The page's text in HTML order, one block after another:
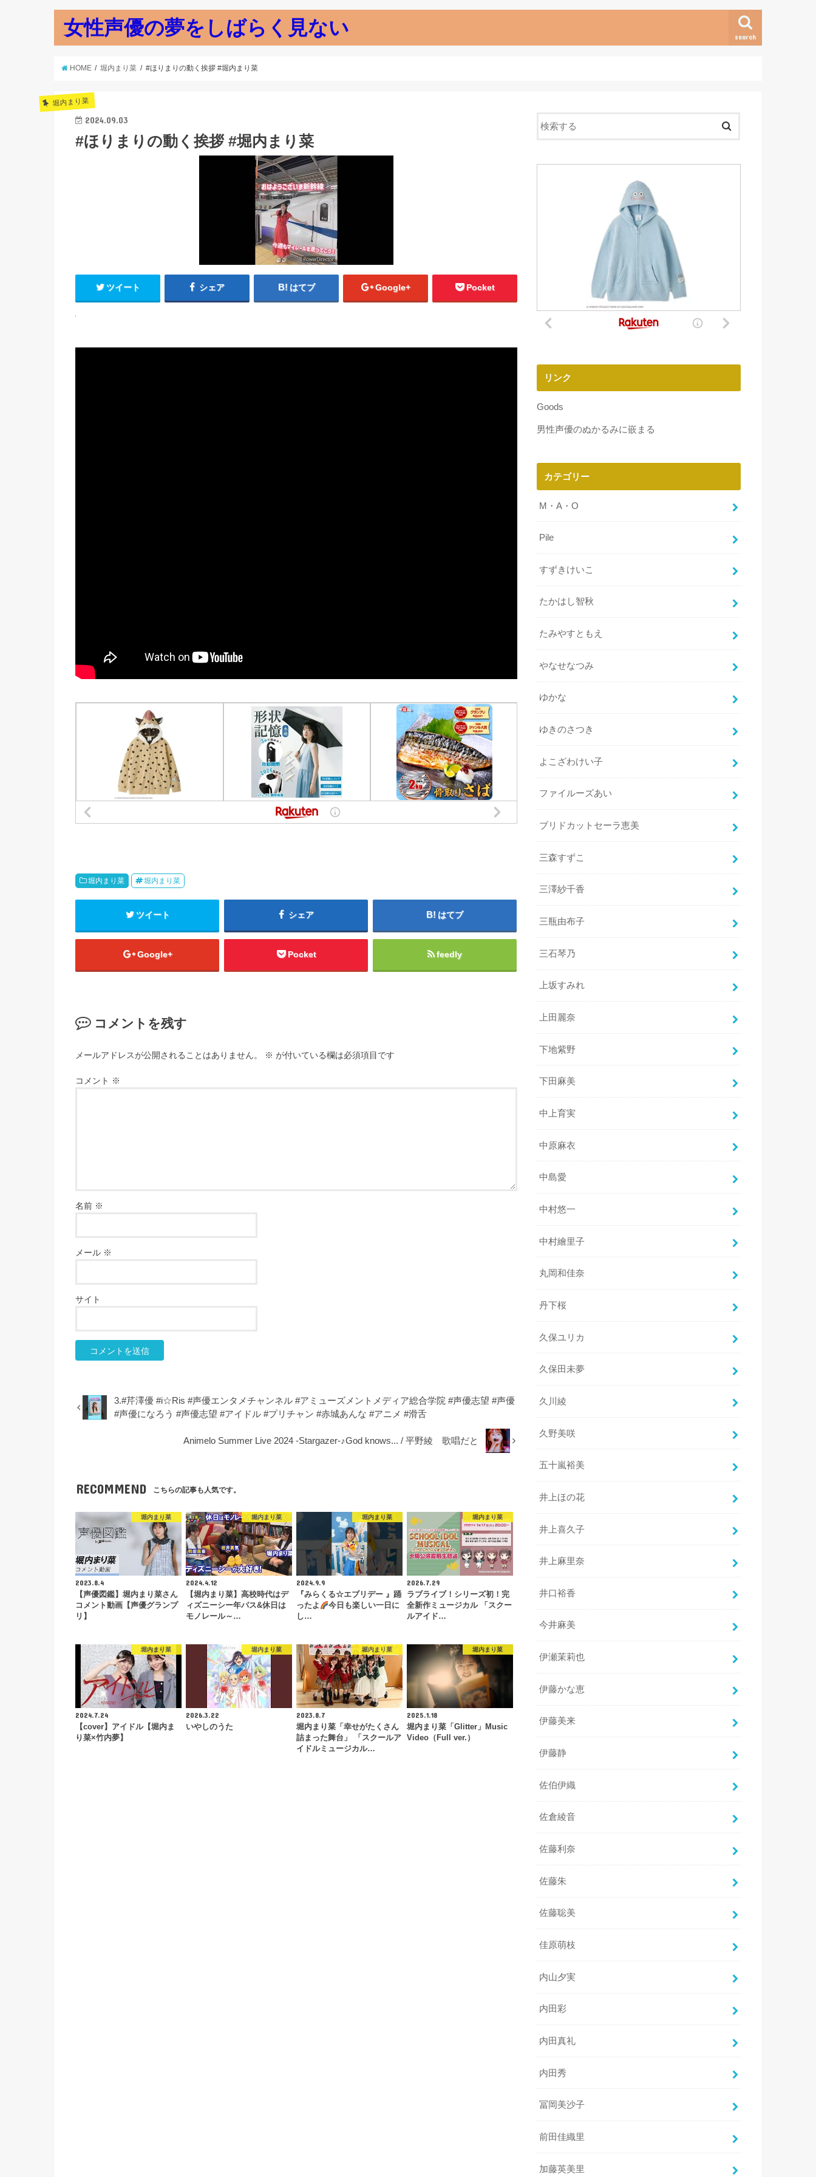
女性声優の夢をしばらく見ない search
HOME 堀内まり菜 #ほりまりの動く挨拶 #堀内まり菜
堀内まり菜
2024.09.03
#ほりまりの動く挨拶 #堀内まり菜
ツイート シェア はてブ Google+ Pocket
堀内まり菜 堀内まり菜
ツイート シェア はてブ
Google+ Pocket feedly
コメントを残す
メールアドレスが公開されることはありません。 ※ が付いている欄は必須項目です
コメント ※
名前 ※
メール ※
サイト
3.#芹澤優 #i☆Ris #声優エンタメチャンネル #アミューズメントメディア総合学院 #声優志望 #声優
#声優になろう #声優志望 #アイドル #プリチャン #赤城あんな #アニメ #滑舌
Animelo Summer Live 2024 -Stargazer-♪God knows... / 平野綾 歌唱だと
RECOMMEND こちらの記事も人気です。
堀内まり菜
2023.8.4
【声優図鑑】堀内まり菜さん
コメント動画【声優グランプ
リ】
堀内まり菜
2024.4.12
【堀内まり菜】高校時代はデ
ィズニーシー年パス&休日は
モノレール～…
堀内まり菜
2024.9.9
『みらくる☆エブリデー 』踊
ったよ
今日も楽しい一日に
し…
堀内まり菜
2026.7.29
ラブライブ！シリーズ初！完
全新作ミュージカル 「スクー
ルアイド…
堀内まり菜
2024.7.24
【cover】アイドル【堀内ま
り菜×竹内夢】
堀内まり菜
2026.3.22
いやしのうた
堀内まり菜
2023.8.7
堀内まり菜「幸せがたくさん
詰まった舞台」 「スクールア
イドルミュージカル…
堀内まり菜
2025.1.18
堀内まり菜「Glitter」Music
Video（Full ver.）
リンク
Goods
男性声優のぬかるみに嵌まる
カテゴリー
M・A・O
Pile
すずきけいこ
たかはし智秋
たみやすともえ
やなせなつみ
ゆかな
ゆきのさつき
よこざわけい子
ファイルーズあい
ブリドカットセーラ恵美
三森すずこ
三澤紗千香
三瓶由布子
三石琴乃
上坂すみれ
上田麗奈
下地紫野
下田麻美
中上育実
中原麻衣
中島愛
中村悠一
中村繪里子
丸岡和佳奈
丹下桜
久保ユリカ
久保田未夢
久川綾
久野美咲
五十嵐裕美
井上ほの花
井上喜久子
井上麻里奈
井口裕香
今井麻美
伊瀬茉莉也
伊藤かな恵
伊藤美来
伊藤静
佐伯伊織
佐倉綾音
佐藤利奈
佐藤朱
佐藤聡美
佳原萌枝
内山夕実
内田彩
内田真礼
内田秀
冨岡美沙子
前田佳織里
加藤英美里